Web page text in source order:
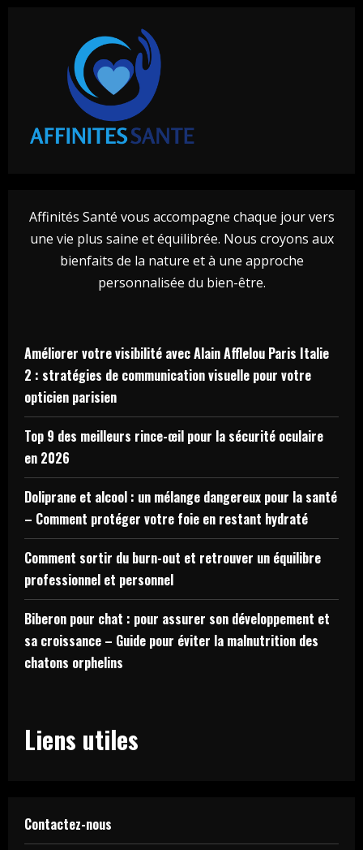
Affinités Santé vous accompagne chaque jour vers
une vie plus saine et équilibrée. Nous croyons aux
bienfaits de la nature et à une approche
personnalisée du bien-être.
Améliorer votre visibilité avec Alain Afflelou Paris Italie
2 : stratégies de communication visuelle pour votre
opticien parisien
Top 9 des meilleurs rince-œil pour la sécurité oculaire
en 2026
Doliprane et alcool : un mélange dangereux pour la santé
– Comment protéger votre foie en restant hydraté
Comment sortir du burn-out et retrouver un équilibre
professionnel et personnel
Biberon pour chat : pour assurer son développement et
sa croissance – Guide pour éviter la malnutrition des
chatons orphelins
Liens utiles
Contactez-nous